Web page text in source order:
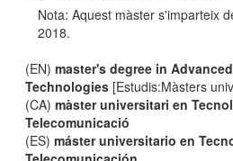
Nota: Aquest màster s'imparteix
2018.
(EN)master's degree in
Technologies [Estudis:Màsters
(CA)màster universitari en
Telecomunicació
(ES)máster universitario en